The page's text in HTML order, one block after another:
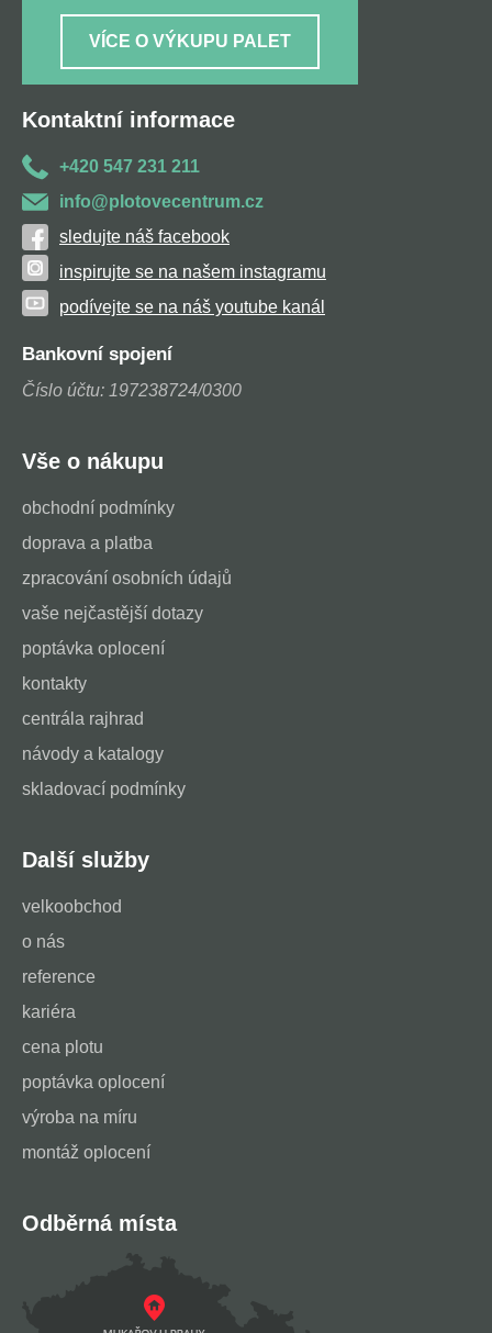
VÍCE O VÝKUPU PALET
Kontaktní informace
+420 547 231 211
info@plotovecentrum.cz
sledujte náš facebook
inspirujte se na našem instagramu
podívejte se na náš youtube kanál
Bankovní spojení
Číslo účtu: 197238724/0300
Vše o nákupu
obchodní podmínky
doprava a platba
zpracování osobních údajů
vaše nejčastější dotazy
poptávka oplocení
kontakty
centrála rajhrad
návody a katalogy
skladovací podmínky
Další služby
velkoobchod
o nás
reference
kariéra
cena plotu
poptávka oplocení
výroba na míru
montáž oplocení
Odběrná místa